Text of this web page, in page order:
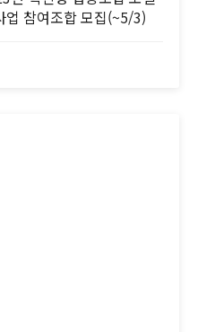
업 참여조합 모집(~5/3)